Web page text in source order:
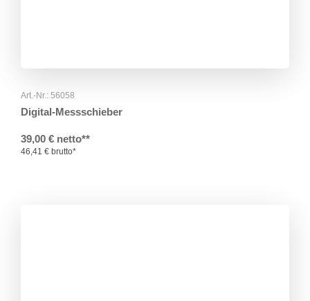
Art.-Nr.: 56058
Digital-Messschieber
39,00 € netto**
46,41 € brutto*